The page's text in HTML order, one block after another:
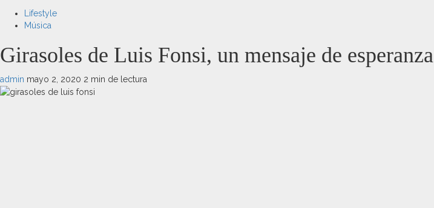
Lifestyle
Música
Girasoles de Luis Fonsi, un mensaje de esperanza
admin mayo 2, 2020 2 min de lectura